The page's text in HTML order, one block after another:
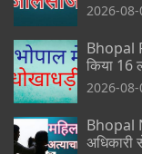
2026-
Bhopal
किया 16
2026-
Bhopal
अधिकारी